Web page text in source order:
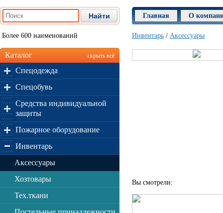
Главная О
Более 600 наименований
Каталог скрыть всё
Спецодежда
Спецобувь
Средства индивидуальной
защиты
Пожарное оборудование
Инвентарь
Аксессуары
Хозтовары
Тех.ткани
Инвентарь / Аксессуары
Вы смотрели: